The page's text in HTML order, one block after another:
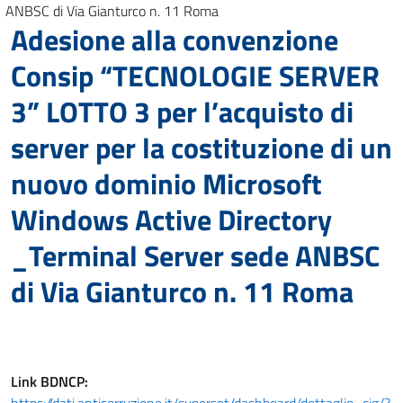
ANBSC di Via Gianturco n. 11 Roma
Adesione alla convenzione
Consip “TECNOLOGIE SERVER
3” LOTTO 3 per l’acquisto di
server per la costituzione di un
nuovo dominio Microsoft
Windows Active Directory
_Terminal Server sede ANBSC
di Via Gianturco n. 11 Roma
Link BDNCP: